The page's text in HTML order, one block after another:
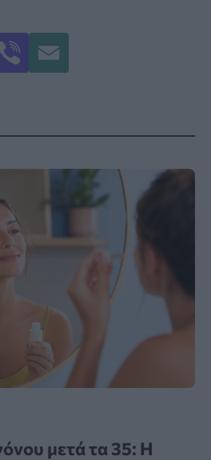
μετά τα 35: Η